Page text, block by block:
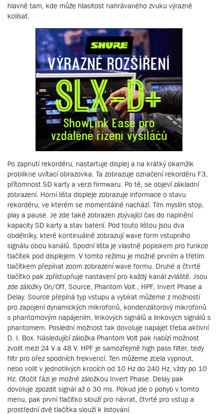
hlavně tam, kde může hlasitost nahrávaného zvuku výrazně
kolísat.
Po zapnutí rekordéru, nastartuje displej a na krátký okamžik
problikne uvítací obrazovka. Ta zobrazuje označení rekordéru F3,
přítomnost SD karty a verzi firmwaru. Po té, se objeví základní
zobrazení. Horní lišta displeje zobrazuje informace o stavu
rekordéru, ve kterém se momentálně nachází. Tím myslím stop,
play a pause. Je zde také zobrazen zbývající čas do naplnění
kapacity SD karty a stav baterií. Pod touto lištou jsou dva
obdélníky, které kontinuálně zobrazují wave form vstupního
signálu obou kanálů. Spodní lišta je vlastně popiskem pro funkce
tlačítek pod displejem. V tomto režimu je možné prvním a třetím
tlačítkem přepínat zoom zobrazení wave formu. Druhé a čtvrté
tlačítko pak zpřístupňuje nastavení pro každý kanál zvláště. Jsou
zde záložky On/Off, Source, Phantom Volt., HPF, Invert Phase a
Delay. Source přepíná typ vstupu a vybírat můžeme z možností
pro zapojení dynamických mikrofonů, kondenzátorový mikrofonů
s phantomovým napájením, linkových signálů a linkových signálů s
phantomem. Poslední možnost tak dovoluje napájet třeba aktivní
D. I. Box. Následující záložka Phantom Volt pak nabízí možnost
zvolit mezi 24 V a 48 V. HPF je samozřejmě high pass filter, tedy
filtr pro ořez spodních frekvencí. Ten můžeme zcela vypnout,
nebo volit v jednotlivých krocích od 10 Hz do 240 Hz, vždy po 10
Hz. Otočit fázi je možné záložkou Invert Phase. Delay pak
dovoluje zpozdit signál až o 30 ms. Pokud jde o pohyb v tomto
menu, pak první tlačítko slouží pro návrat, čtvrté pro vstup a
prostřední dvě tlačítka slouží k listování.